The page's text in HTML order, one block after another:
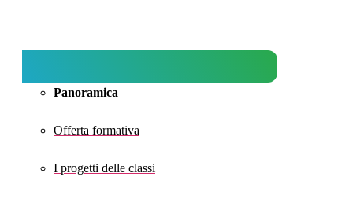
Panoramica
Offerta formativa
I progetti delle classi